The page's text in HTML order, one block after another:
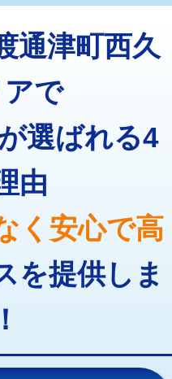
66,000円
38,500円
27,500円
16,500円
現場見積
33,000円
+3,300円
8,800円
修
11,000円
修
22,000円
修
）
33,000円
8,800円～
13,200円+材料費
通津町西久
で
選ばれる4
由
く安心で高
を提供しま